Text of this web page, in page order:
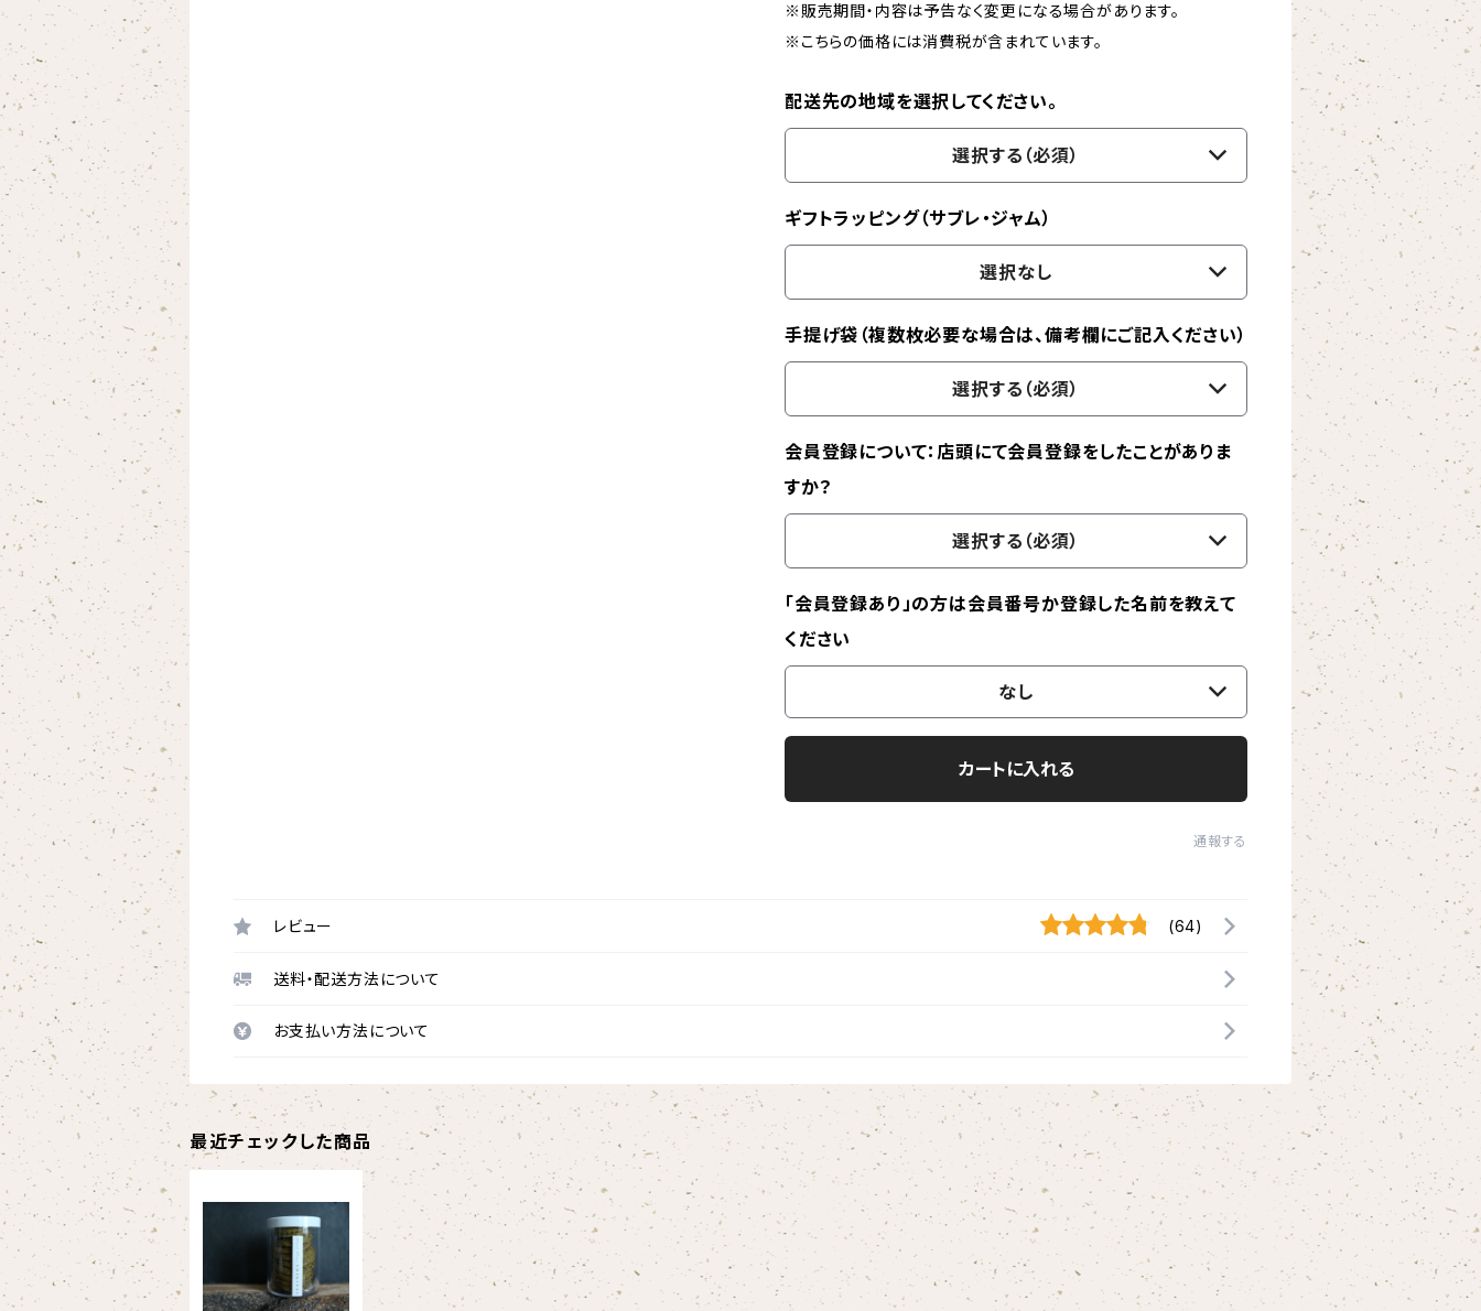
※販売期間・内容は予告なく変更になる場合があります。
※こちらの価格には消費税が含まれています。
配送先の地域を選択してください。
選択する（必須）
ギフトラッピング（サブレ・ジャム）
選択なし
手提げ袋（複数枚必要な場合は、備考欄にご記入ください）
選択する（必須）
会員登録について：店頭にて会員登録をしたことがありま
すか？
選択する（必須）
「会員登録あり」の方は会員番号か登録した名前を教えて
ください
なし
カートに入れる
通報する
レビュー (64)
送料・配送方法について
お支払い方法について
最近チェックした商品